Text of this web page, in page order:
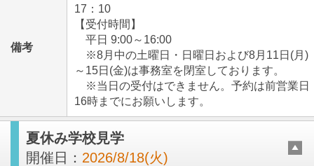
備考
17：10
【受付時間】
平日 9:00～16:00
※8月中の土曜日・日曜日および8月11日(月)
～15日(金)は事務室を閉室しております。
※当日の受付はできません。予約は前営業日
16時までにお願いします。
夏休み学校見学
開催日： 2026/8/18(火)